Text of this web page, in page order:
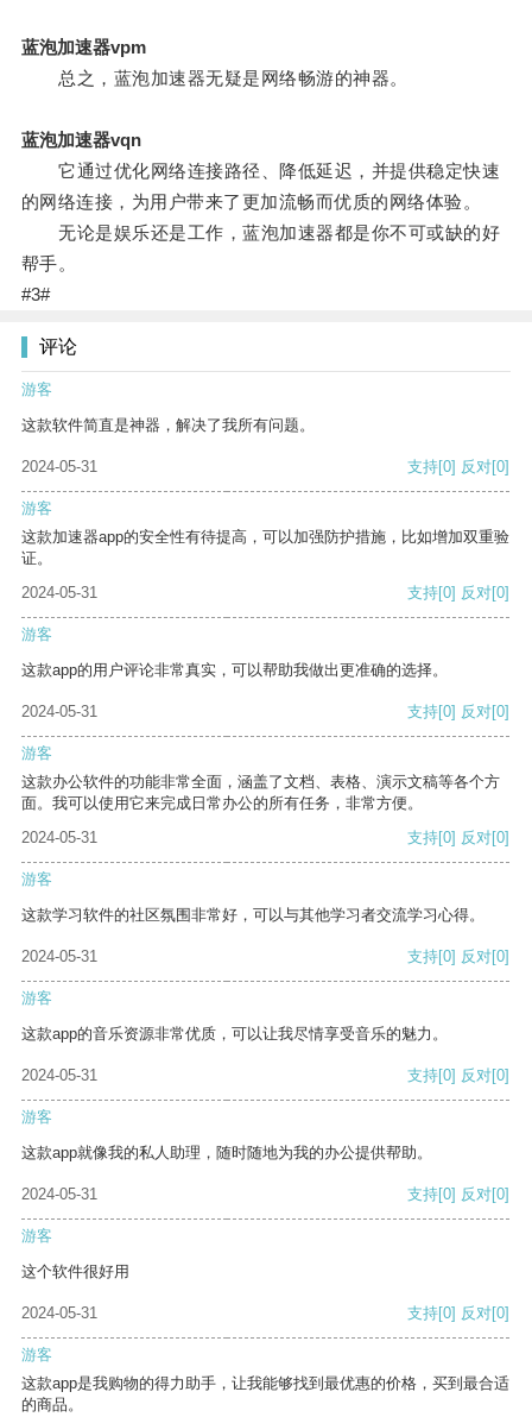
蓝泡加速器vpm
总之，蓝泡加速器无疑是网络畅游的神器。
蓝泡加速器vqn
它通过优化网络连接路径、降低延迟，并提供稳定快速
的网络连接，为用户带来了更加流畅而优质的网络体验。
无论是娱乐还是工作，蓝泡加速器都是你不可或缺的好
帮手。
#3#
评论
游客
这款软件简直是神器，解决了我所有问题。
2024-05-31 支持[0] 反对[0]
游客
这款加速器app的安全性有待提高，可以加强防护措施，比如增加双重验
证。
2024-05-31
支持[0] 反对[0]
游客
这款app的用户评论非常真实，可以帮助我做出更准确的选择。
2024-05-31 支持[0] 反对[0]
游客
这款办公软件的功能非常全面，涵盖了文档、表格、演示文稿等各个方
面。我可以使用它来完成日常办公的所有任务，非常方便。
2024-05-31
支持[0] 反对[0]
游客
这款学习软件的社区氛围非常好，可以与其他学习者交流学习心得。
2024-05-31 支持[0] 反对[0]
游客
这款app的音乐资源非常优质，可以让我尽情享受音乐的魅力。
2024-05-31 支持[0] 反对[0]
游客
这款app就像我的私人助理，随时随地为我的办公提供帮助。
2024-05-31 支持[0] 反对[0]
游客
这个软件很好用
2024-05-31 支持[0] 反对[0]
游客
这款app是我购物的得力助手，让我能够找到最优惠的价格，买到最合适
的商品。